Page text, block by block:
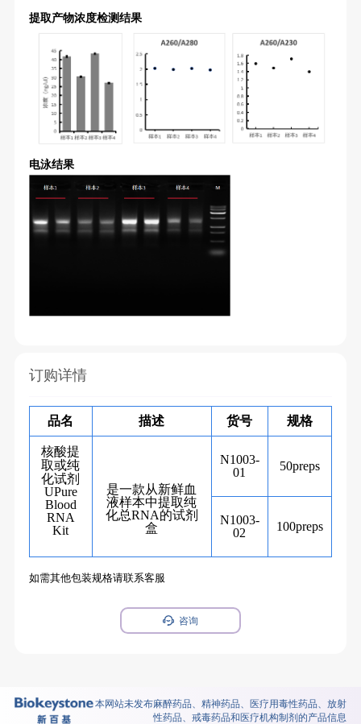
提取产物浓度检测结果
电泳结果
订购详情
品名 描述 货号 规格
核酸提
取或纯
化试剂
UPure
Blood
RNA
Kit
是一款从新鲜血
液样本中提取纯
化总RNA的试剂
盒
N1003-
01
50preps
N1003-
02 100preps
如需其他包装规格请联系客服
咨询
本网站未发布麻醉药品、精神药品、医疗用毒性药品、放射
性药品、戒毒药品和医疗机构制剂的产品信息